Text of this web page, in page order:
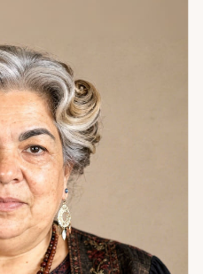
изменилась внешне,
Стала уверенной
опору внутри себя —